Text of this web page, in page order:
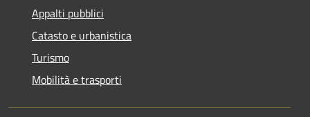
Appalti pubblici
Catasto e urbanistica
Turismo
Mobilità e trasporti